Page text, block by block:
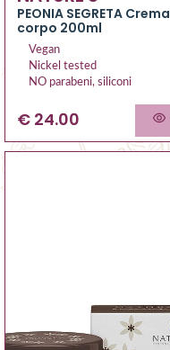
PEONIA SEGRETA Crema
corpo 200ml
Vegan
Nickel tested
NO parabeni, siliconi
€ 24.00